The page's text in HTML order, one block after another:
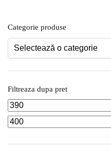
Categorie produse
Filtreaza dupa pret